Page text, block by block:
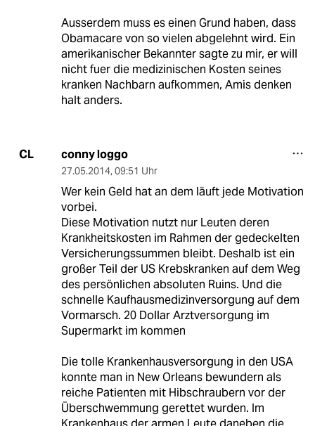
Ausserdem muss es einen Grund haben, dass
Obamacare von so vielen abgelehnt wird. Ein
amerikanischer Bekannter sagte zu mir, er will
nicht fuer die medizinischen Kosten seines
kranken Nachbarn aufkommen, Amis denken
halt anders.
CL conny loggo
27.05.2014, 09:51 Uhr
Wer kein Geld hat an dem läuft jede Motivation
vorbei.
Diese Motivation nutzt nur Leuten deren
Krankheitskosten im Rahmen der gedeckelten
Versicherungssummen bleibt. Deshalb ist ein
großer Teil der US Krebskranken auf dem Weg
des persönlichen absoluten Ruins. Und die
schnelle Kaufhausmedizinversorgung auf dem
Vormarsch. 20 Dollar Arztversorgung im
Supermarkt im kommen
Die tolle Krankenhausversorgung in den USA
konnte man in New Orleans bewundern als
reiche Patienten mit Hibschraubern vor der
Überschwemmung gerettet wurden. Im